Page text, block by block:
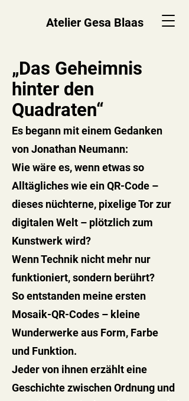
Atelier Gesa Blaas
„Das Geheimnis
hinter den
Quadraten“
Es begann mit einem Gedanken
von Jonathan Neumann:
Wie wäre es, wenn etwas so
Alltägliches wie ein QR-Code –
dieses nüchterne, pixelige Tor zur
digitalen Welt – plötzlich zum
Kunstwerk wird?
Wenn Technik nicht mehr nur
funktioniert, sondern berührt?
So entstanden meine ersten
Mosaik-QR-Codes – kleine
Wunderwerke aus Form, Farbe
und Funktion.
Jeder von ihnen erzählt eine
Geschichte zwischen Ordnung und